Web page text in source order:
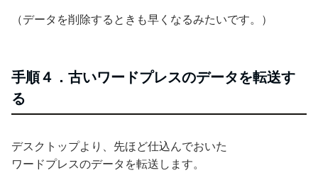
（データを削除するときも早くなるみたいです。）
手順４．古いワードプレスのデータを転送す
る
デスクトップより、先ほど仕込んでおいた
ワードプレスのデータを転送します。